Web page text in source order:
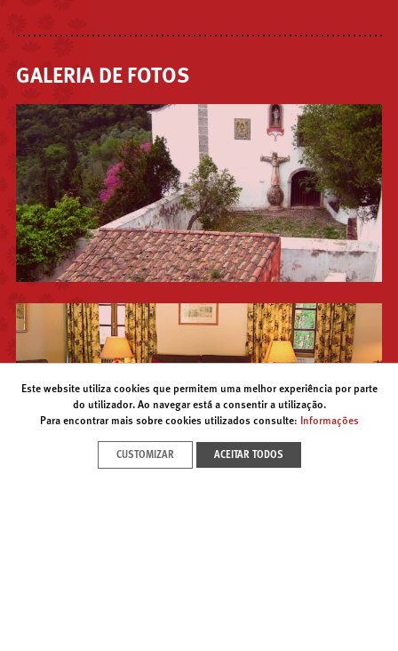
GALERIA DE FOTOS
Este website utiliza cookies que permitem uma melhor experiência por parte
do utilizador. Ao navegar está a consentir a utilização.
Para encontrar mais sobre cookies utilizados consulte: Informações
CUSTOMIZAR ACEITAR TODOS